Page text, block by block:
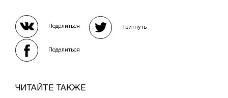
Поделиться Твитнуть
Поделиться
ЧИТАЙТЕ ТАКЖЕ